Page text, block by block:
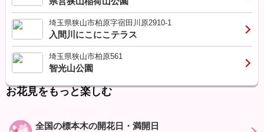
埼玉県狭山市柏原字宿田川原2910-1
入間川にこにこテラス
埼玉県狭山市柏原561
智光山公園
お花見をもっと楽しむ
全国の標本木の開花日・満開日